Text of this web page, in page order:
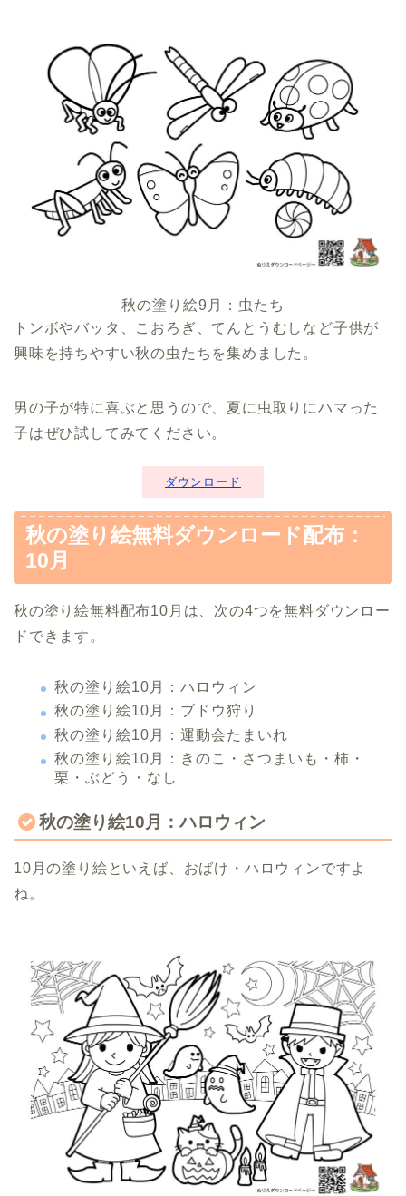
秋の塗り絵9月：虫たち
トンボやバッタ、こおろぎ、てんとうむしなど子供が
興味を持ちやすい秋の虫たちを集めました。
男の子が特に喜ぶと思うので、夏に虫取りにハマった
子はぜひ試してみてください。
ダウンロード
秋の塗り絵無料ダウンロード配布：
10月
秋の塗り絵無料配布10月は、次の4つを無料ダウンロー
ドできます。
秋の塗り絵10月：ハロウィン
秋の塗り絵10月：ブドウ狩り
秋の塗り絵10月：運動会たまいれ
秋の塗り絵10月：きのこ・さつまいも・柿・
栗・ぶどう・なし
秋の塗り絵10月：ハロウィン
10月の塗り絵といえば、おばけ・ハロウィンですよ
ね。